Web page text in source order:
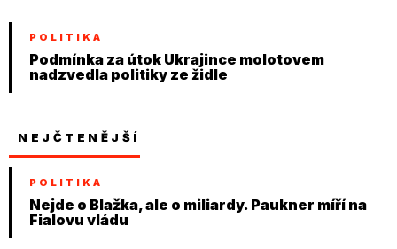
POLITIKA
Podmínka za útok Ukrajince molotovem
nadzvedla politiky ze židle
NEJČTENĚJŠÍ
POLITIKA
Nejde o Blažka, ale o miliardy. Paukner míří na
Fialovu vládu